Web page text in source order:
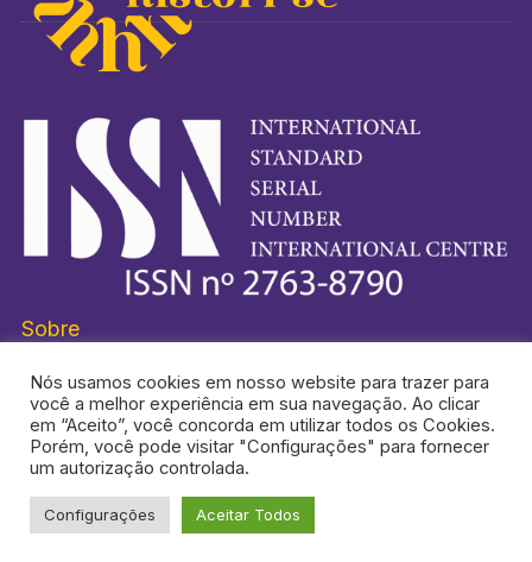
Sobre
HISTORI-SE® É UMA MARCA REGISTRADA.
TOPO DA PÁGINA
Nós usamos cookies em nosso website para trazer para
você a melhor experiência em sua navegação. Ao clicar
em “Aceito”, você concorda em utilizar todos os Cookies.
Porém, você pode visitar "Configurações" para fornecer
um autorização controlada.
Configurações Aceitar Todos